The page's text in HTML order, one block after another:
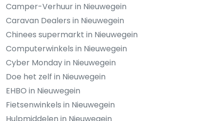
Camper-Verhuur in Nieuwegein
Caravan Dealers in Nieuwegein
Chinees supermarkt in Nieuwegein
Computerwinkels in Nieuwegein
Cyber Monday in Nieuwegein
Doe het zelf in Nieuwegein
EHBO in Nieuwegein
Fietsenwinkels in Nieuwegein
Hulpmiddelen in Nieuwegein